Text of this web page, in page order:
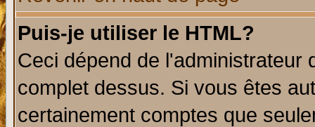
Puis-je utiliser le HTML?
Ceci dépend de l'administrateur
complet dessus. Si vous êtes
certainement comptes que